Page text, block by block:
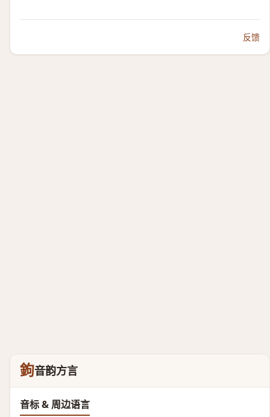
反馈
鉤音韵方言
音标 & 周边语言